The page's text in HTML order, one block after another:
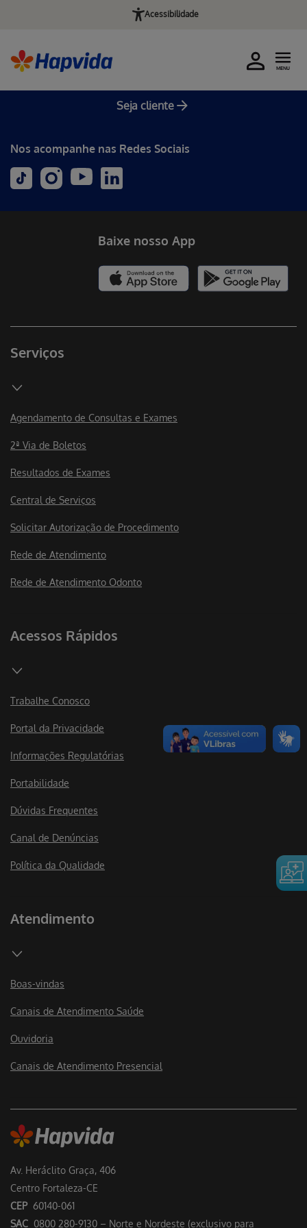
Acessibilidade
Seja cliente
MENU
Nos acompanhe nas Redes Sociais
Av. Heráclito Graça, 406
Centro Fortaleza-CE
CEP 60140-061
SAC 0800 280-9130 – Norte e Nordeste (exclusivo para
Serviços
Agendamento de Consultas e Exames
2ª Via de Boletos
Resultados de Exames
Central de Serviços
Solicitar Autorização de Procedimento
Rede de Atendimento
Rede de Atendimento Odonto
Acessos Rápidos
Trabalhe Conosco
Portal da Privacidade
Informações Regulatórias
Portabilidade
Dúvidas Frequentes
Canal de Denúncias
Política da Qualidade
Atendimento
Boas-vindas
Canais de Atendimento Saúde
Ouvidoria
Canais de Atendimento Presencial
Baixe nosso App